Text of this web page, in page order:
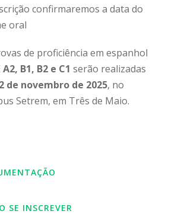
confirmaremos a data do
oral
de proficiência em espanhol
A2, B1, B2 e C1 serão realizadas
de novembro de 2025, no
Setrem, em Três de Maio.
SE INSCREVER